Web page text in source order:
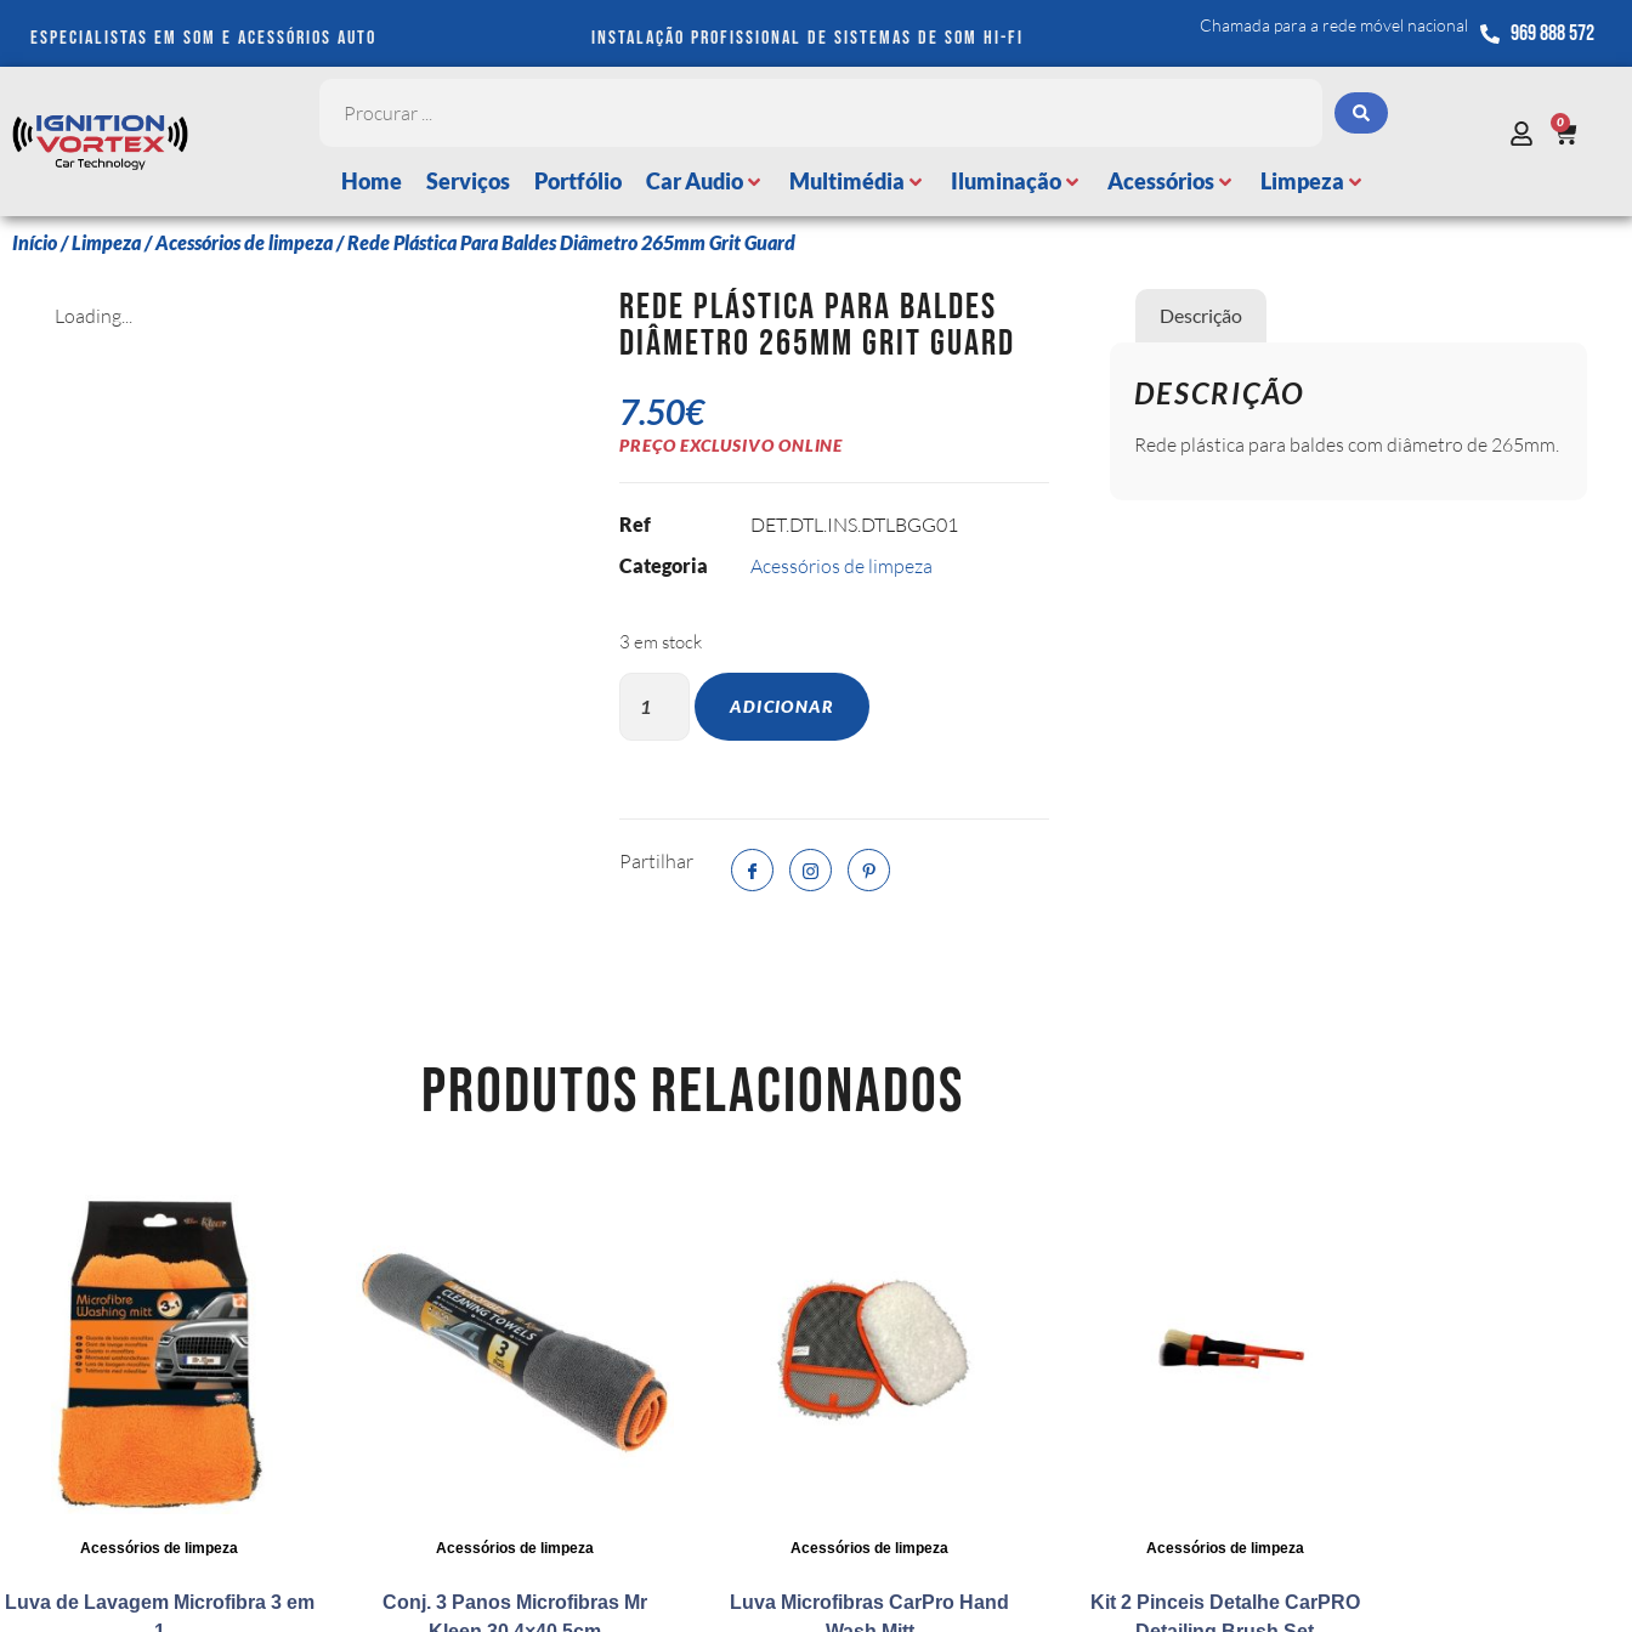
especialistas em som e acessórios auto instalação profissional de sistemas de som hi-fi
Chamada para a rede móvel nacional 969 888 572
Home Serviços Portfólio Car Audio Multimédia Iluminação Acessórios Limpeza
0
Início/Limpeza/Acessórios de limpeza/ Rede Plástica Para Baldes Diâmetro 265mm Grit Guard
Loading...
Rede Plástica Para Baldes
Diâmetro 265mm Grit Guard
7.50€
PREÇO EXCLUSIVO ONLINE
Ref DET.DTL.INS.DTLBGG01
Categoria Acessórios de limpeza
3 em stock
ADICIONAR
Partilhar
Descrição
DESCRIÇÃO
Rede plástica para baldes com diâmetro de 265mm.
PRODUTOS RELACIONADOS
Acessórios de limpeza
Luva de Lavagem Microfibra 3 em
Acessórios de limpeza
Conj. 3 Panos Microfibras Mr
Acessórios de limpeza
Luva Microfibras CarPro Hand
Acessórios de limpeza
Kit 2 Pinceis Detalhe CarPRO